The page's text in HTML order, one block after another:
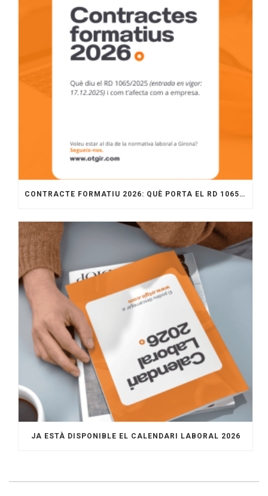
CONTRACTE FORMATIU 2026: QUÈ PORTA EL RD 1065/2025 I COM APLICAR-LO A L’EMPRESA
JA ESTÀ DISPONIBLE EL CALENDARI LABORAL 2026